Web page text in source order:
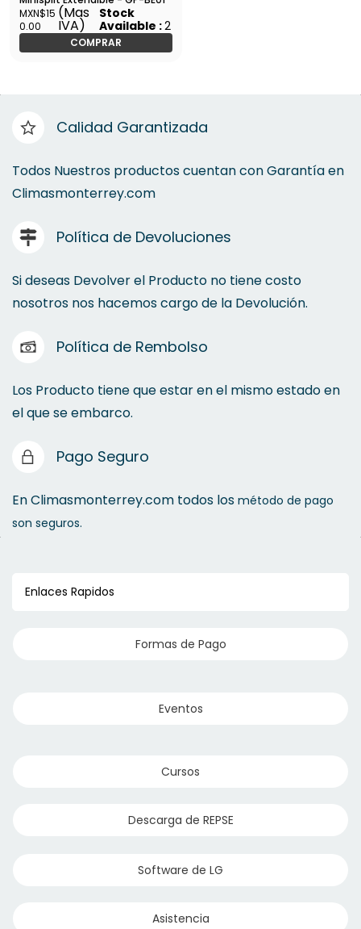
MXN$15
0.00
(Mas
IVA)
Stock
Available :2
COMPRAR
Calidad Garantizada
Todos Nuestros productos cuentan con Garantía en
Climasmonterrey.com
Política de Devoluciones
Si deseas Devolver el Producto no tiene costo
nosotros nos hacemos cargo de la Devolución.
Política de Rembolso
Los Producto tiene que estar en el mismo estado en
el que se embarco.
Pago Seguro
En Climasmonterrey.com todos los método de pago
son seguros.
Enlaces Rapidos
Formas de Pago
Eventos
Cursos
Descarga de REPSE
Software de LG
Asistencia